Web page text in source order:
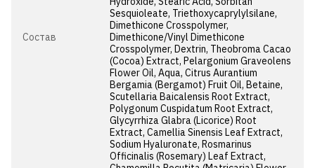
Состав
Sesquioleate, Triethoxycaprylylsilane,
Dimethicone Crosspolymer,
Dimethicone/Vinyl Dimethicone
Crosspolymer, Dextrin, Theobroma Cacao
(Cocoa) Extract, Pelargonium Graveolens
Flower Oil, Aqua, Citrus Aurantium
Bergamia (Bergamot) Fruit Oil, Betaine,
Scutellaria Baicalensis Root Extract,
Polygonum Cuspidatum Root Extract,
Glycyrrhiza Glabra (Licorice) Root
Extract, Camellia Sinensis Leaf Extract,
Sodium Hyaluronate, Rosmarinus
Officinalis (Rosemary) Leaf Extract,